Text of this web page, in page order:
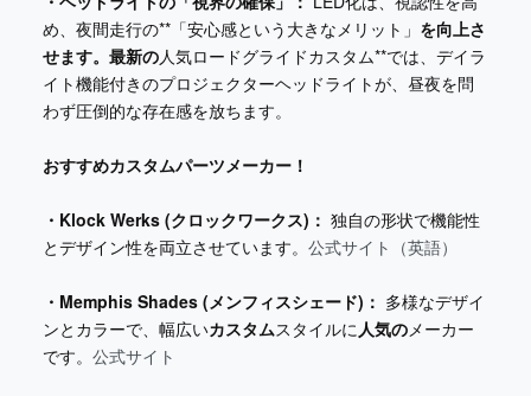
め、夜間走行の**「安心感という大きなメリット」 を向上さ
せます。最新の人気ロードグライドカスタム**では、デイラ
イト機能付きのプロジェクターヘッドライトが、昼夜を問
わず圧倒的な存在感を放ちます。
おすすめカスタムパーツメーカー！
・Klock Werks (クロックワークス)： 独自の形状で機能性
とデザイン性を両立させています。 公式サイト（英語）
・Memphis Shades (メンフィスシェード)： 多様なデザイ
ンとカラーで、幅広いカスタムスタイルに 人気の メーカー
です。 公式サイト